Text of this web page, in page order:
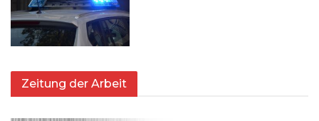
Zeitung der Arbeit